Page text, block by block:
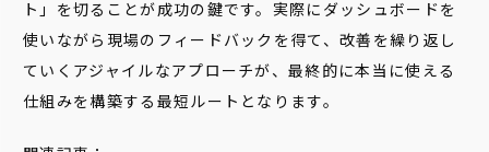
ト」を切ることが成功の鍵です。実際にダッシュボードを
使いながら現場のフィードバックを得て、改善を繰り返し
ていくアジャイルなアプローチが、最終的に本当に使える
仕組みを構築する最短ルートとなります。